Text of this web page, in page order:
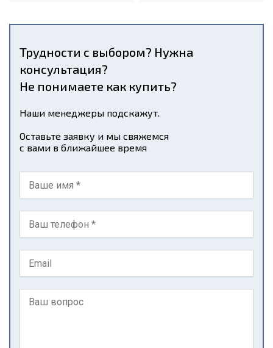
Трудности с выбором? Нужна
консультация?
Не понимаете как купить?
Наши менеджеры подскажут.
Оставьте заявку и мы свяжемся
с вами в ближайшее время